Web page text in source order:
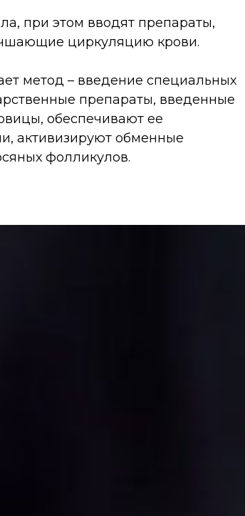
при этом вводят препараты,
циркуляцию крови.
метод – введение специальных
препараты, введенные
обеспечивают ее
активизируют обменные
фолликулов.